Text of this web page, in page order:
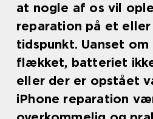
at nogle af os vil
reparation på et
tidspunkt. Uanset
flækket, batteriet
eller der er opstået
iPhone reparation